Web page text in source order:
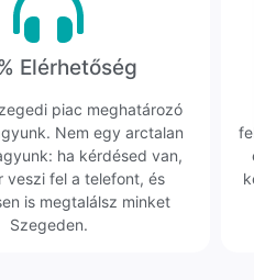
Elérhetőség
piac meghatározó
Nem egy arctalan
ha kérdésed van,
veszi fel a telefont, és
is megtalálsz minket
Szegeden.